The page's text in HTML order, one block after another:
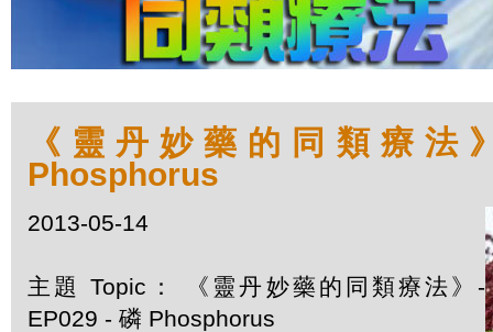
《靈丹妙藥的同類療法
Phosphorus
2013-05-14
主題 Topic： 《靈丹妙藥的同類療法》-
EP029 - 磷 Phosphorus